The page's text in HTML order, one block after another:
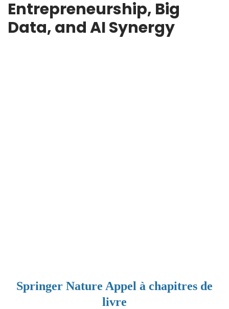
Entrepreneurship, Big
Data, and AI Synergy
Springer Nature Appel à chapitres de
livre